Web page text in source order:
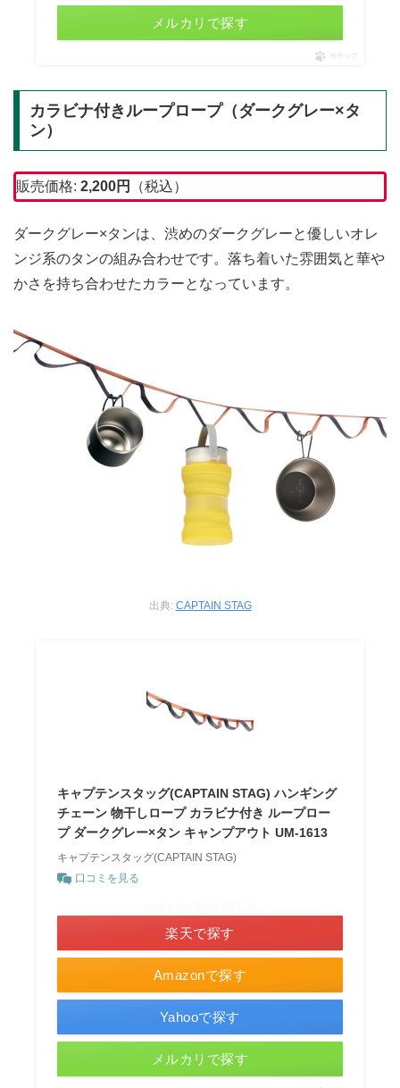
メルカリで探す
ポチップ
カラビナ付きループロープ（ダークグレー×タ
ン）
販売価格: 2,200円 （税込）
ダークグレー×タンは、渋めのダークグレーと優しいオレ
ンジ系のタンの組み合わせです。落ち着いた雰囲気と華や
かさを持ち合わせたカラーとなっています。
出典: CAPTAIN STAG
キャプテンスタッグ(CAPTAIN STAG) ハンギング
チェーン 物干しロープ カラビナ付き ループロー
プ ダークグレー×タン キャンプアウト UM-1613
キャプテンスタッグ(CAPTAIN STAG)
口コミを見る
Amazonで探す
楽天で探す
Yahooで探す
メルカリで探す